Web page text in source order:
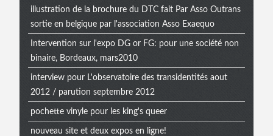
illustration de la brochure du DTC fait Par Asso Outrans
sortie en belgique par l'association Asso Exaequo
Intervention sur l'expo DG or FG: pour une société non
binaire, Bordeaux, mars2010
interview pour L'observatoire des transidentités aout
2012 / parution septembre 2012
pochette vinyle pour les king's queer
nouveau site et deux expos en ligne!